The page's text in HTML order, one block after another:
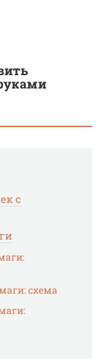
с
схема